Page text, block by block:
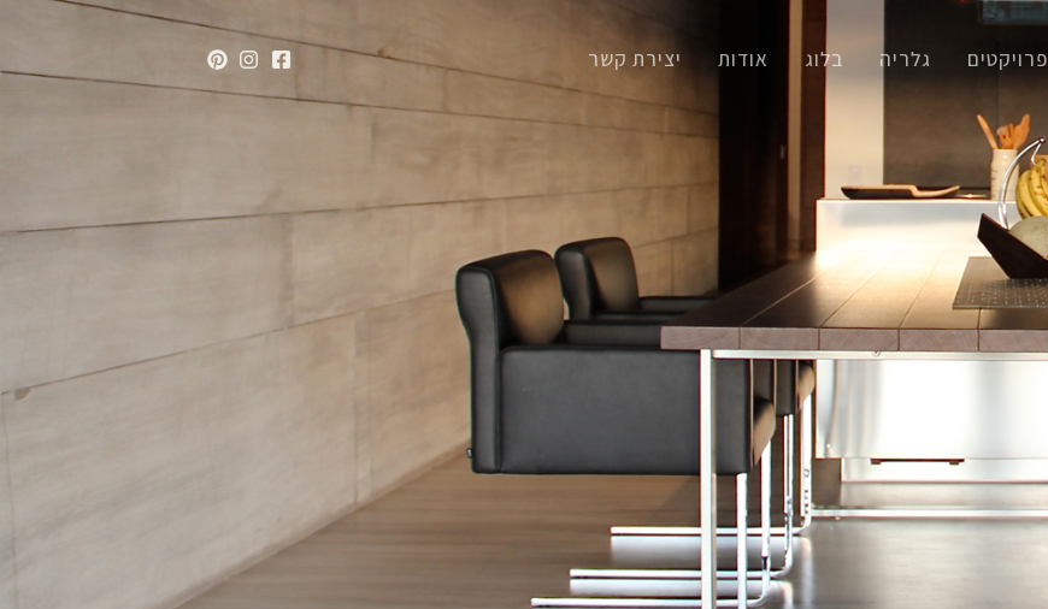
פרויקטים גלריה בלוג אודות יצירת קשר